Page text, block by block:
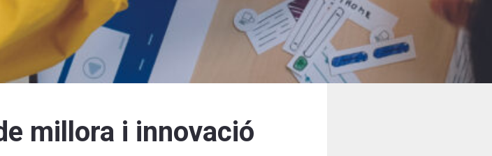
millora i innovació